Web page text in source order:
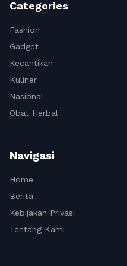
Categories
Fashion
Gadget
Kecantikan
Kuliner
Nasional
Obat Herbal
Navigasi
Home
Berita
Kebijakan Privasi
Tentang Kami